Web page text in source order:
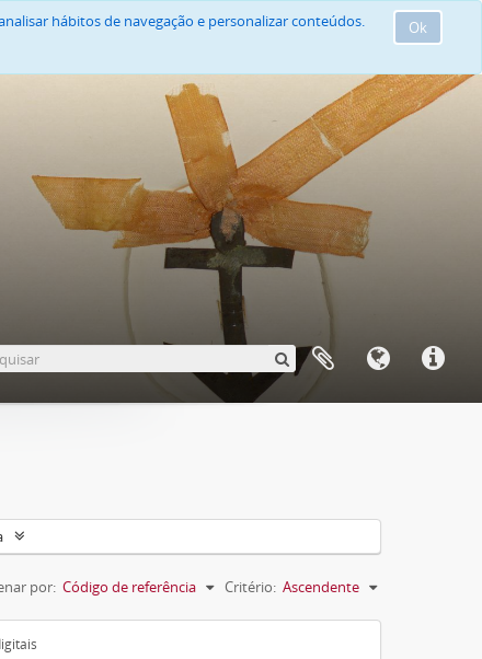
Ok
hábitos de navegação e personalizar conteúdos.
por: Código de referência Critério: Ascendente